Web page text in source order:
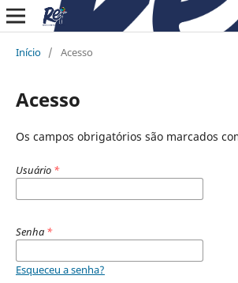
Início / Acesso
Acesso
Os campos obrigatórios são marcados
Usuário *
Senha *
Esqueceu a senha?